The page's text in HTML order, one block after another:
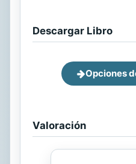
Descargar Libro
Opciones
Valoración